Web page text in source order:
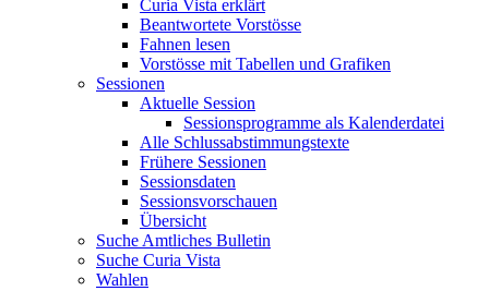
Curia Vista erklärt
Beantwortete Vorstösse
Fahnen lesen
Vorstösse mit Tabellen und Grafiken
Sessionen
Aktuelle Session
Sessionsprogramme als Kalenderdatei
Alle Schlussabstimmungstexte
Frühere Sessionen
Sessionsdaten
Sessionsvorschauen
Übersicht
Suche Amtliches Bulletin
Suche Curia Vista
Wahlen